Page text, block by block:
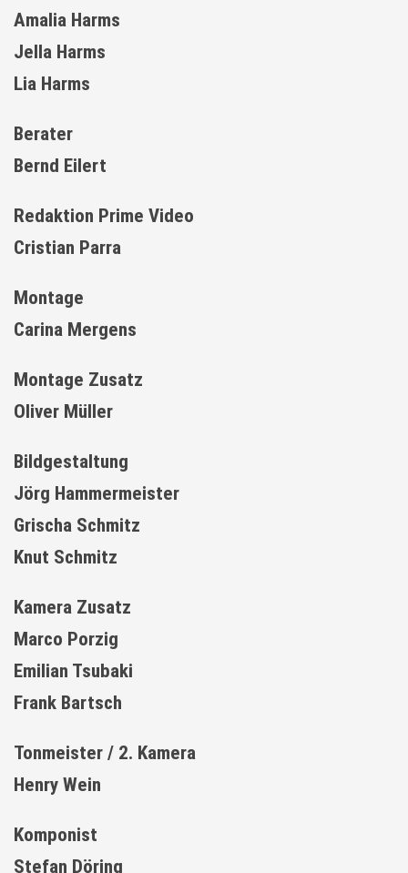
Amalia Harms
Jella Harms
Lia Harms
Berater
Bernd Eilert
Redaktion Prime Video
Cristian Parra
Montage
Carina Mergens
Montage Zusatz
Oliver Müller
Bildgestaltung
Jörg Hammermeister
Grischa Schmitz
Knut Schmitz
Kamera Zusatz
Marco Porzig
Emilian Tsubaki
Frank Bartsch
Tonmeister / 2. Kamera
Henry Wein
Komponist
Stefan Döring